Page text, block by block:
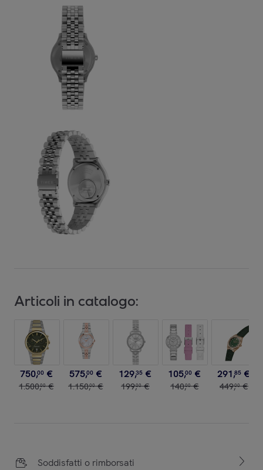
Articoli in catalogo:
750,00 €
1.500,00 €
575,00 €
1.150,00 €
129,35 €
199,00 €
105,00 €
140,00 €
291,85 €
449,00 €
Soddisfatti o rimborsati